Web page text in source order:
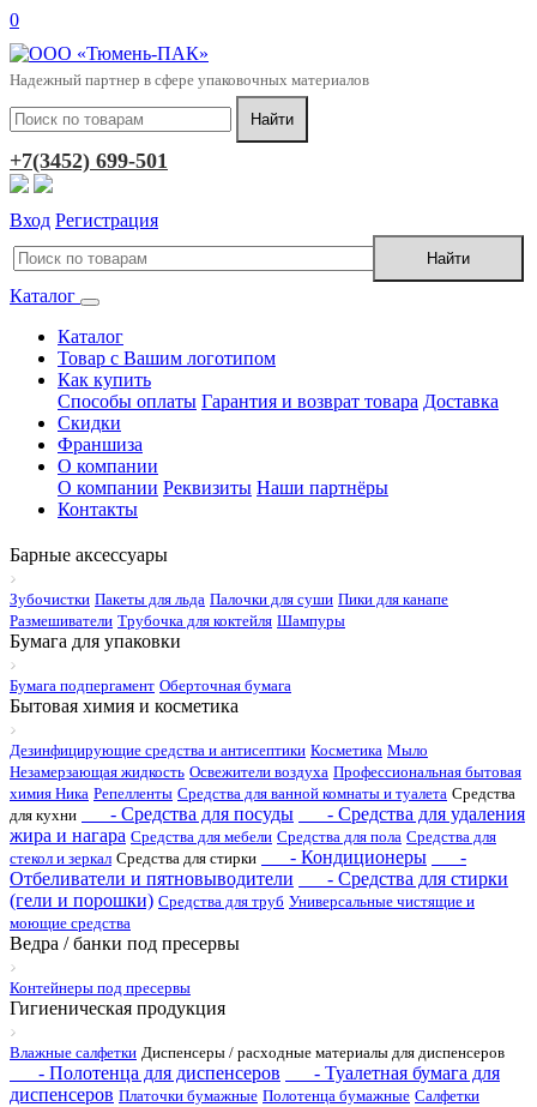
0
Надежный партнер в сфере упаковочных материалов
+7(3452) 699-501
Вход Регистрация
Каталог
Каталог
Товар с Вашим логотипом
Как купить
Способы оплаты Гарантия и возврат товара Доставка
Скидки
Франшиза
О компании
О компании Реквизиты Наши партнёры
Контакты
Барные аксессуары
Зубочистки Пакеты для льда Палочки для суши Пики для канапе
Размешиватели Трубочка для коктейля Шампуры
Бумага для упаковки
Бумага подпергамент Оберточная бумага
Бытовая химия и косметика
Дезинфицирующие средства и антисептики Косметика Мыло
Незамерзающая жидкость Освежители воздуха Профессиональная бытовая
химия Ника Репелленты Средства для ванной комнаты и туалета Средства
для кухни
- Средства для посуды
- Средства для удаления
жира и нагара Средства для мебели Средства для пола Средства для
стекол и зеркал Средства для стирки - Кондиционеры
-
Отбеливатели и пятновыводители
- Средства для стирки
(гели и порошки) Средства для труб Универсальные чистящие и
моющие средства
Ведра / банки под пресервы
Контейнеры под пресервы
Гигиеническая продукция
Влажные салфетки Диспенсеры / расходные материалы для диспенсеров
- Полотенца для диспенсеров
- Туалетная бумага для
диспенсеров Платочки бумажные Полотенца бумажные Салфетки